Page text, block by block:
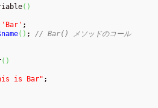
( )
'Bar' ;
( ) ; // Bar() メソッドのコール
( )
is Bar" ;